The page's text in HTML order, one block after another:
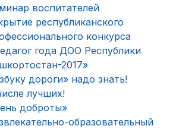
воспитателей
республиканского
конкурса
года ДОО Республики
2017»
дороги» надо знать!
лучших!
доброты»
образовательный